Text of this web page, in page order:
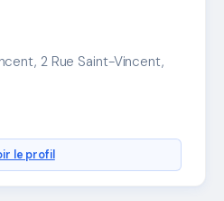
2 Rue Saint-Vincent,
le profil